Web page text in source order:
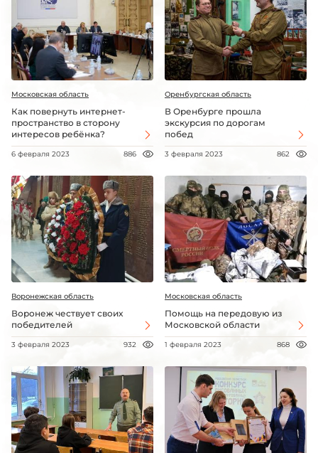
Московская область
Как повернуть интернет-
пространство в сторону
интересов ребёнка?
6 февраля 2023 886
Оренбургская область
В Оренбурге прошла
экскурсия по дорогам
побед
3 февраля 2023 862
Воронежская область
Воронеж чествует своих
победителей
3 февраля 2023 932
Московская область
Помощь на передовую из
Московской области
1 февраля 2023 868